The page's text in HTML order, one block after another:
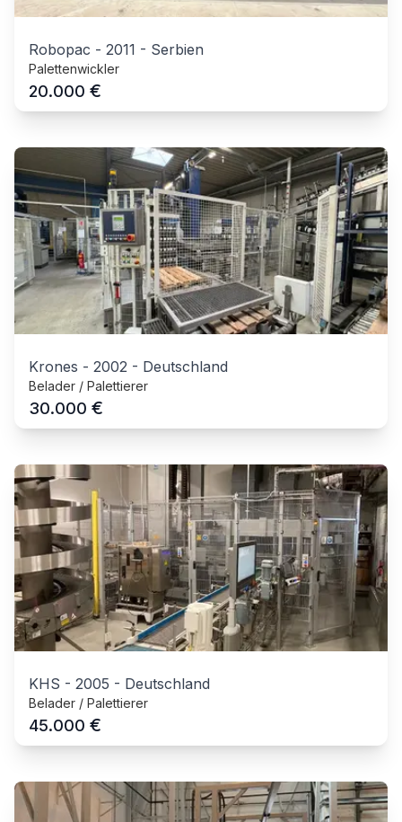
Robopac - 2011 - Serbien
Palettenwickler
20.000 €
Krones - 2002 - Deutschland
Belader / Palettierer
30.000 €
KHS - 2005 - Deutschland
Belader / Palettierer
45.000 €